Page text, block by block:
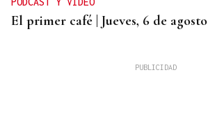
El primer café | Jueves, 6 de agosto